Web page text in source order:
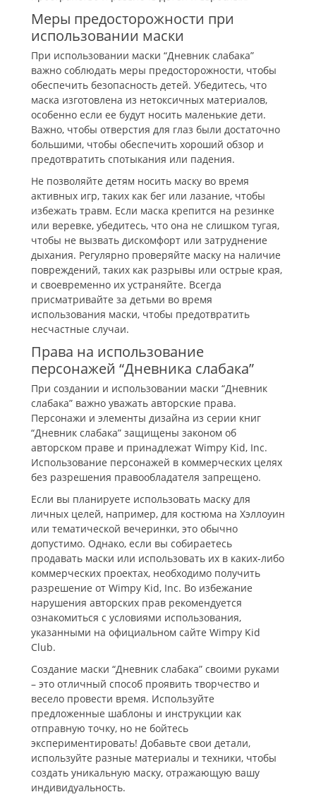
Меры предосторожности при
использовании маски
При использовании маски “Дневник слабака”
важно соблюдать меры предосторожности, чтобы
обеспечить безопасность детей. Убедитесь, что
маска изготовлена из нетоксичных материалов,
особенно если ее будут носить маленькие дети.
Важно, чтобы отверстия для глаз были достаточно
большими, чтобы обеспечить хороший обзор и
предотвратить спотыкания или падения.
Не позволяйте детям носить маску во время
активных игр, таких как бег или лазание, чтобы
избежать травм. Если маска крепится на резинке
или веревке, убедитесь, что она не слишком тугая,
чтобы не вызвать дискомфорт или затруднение
дыхания. Регулярно проверяйте маску на наличие
повреждений, таких как разрывы или острые края,
и своевременно их устраняйте. Всегда
присматривайте за детьми во время
использования маски, чтобы предотвратить
несчастные случаи.
Права на использование
персонажей “Дневника слабака”
При создании и использовании маски “Дневник
слабака” важно уважать авторские права.
Персонажи и элементы дизайна из серии книг
“Дневник слабака” защищены законом об
авторском праве и принадлежат Wimpy Kid, Inc.
Использование персонажей в коммерческих целях
без разрешения правообладателя запрещено.
Если вы планируете использовать маску для
личных целей, например, для костюма на Хэллоуин
или тематической вечеринки, это обычно
допустимо. Однако, если вы собираетесь
продавать маски или использовать их в каких-либо
коммерческих проектах, необходимо получить
разрешение от Wimpy Kid, Inc. Во избежание
нарушения авторских прав рекомендуется
ознакомиться с условиями использования,
указанными на официальном сайте Wimpy Kid
Club.
Создание маски “Дневник слабака” своими руками
– это отличный способ проявить творчество и
весело провести время. Используйте
предложенные шаблоны и инструкции как
отправную точку, но не бойтесь
экспериментировать! Добавьте свои детали,
используйте разные материалы и техники, чтобы
создать уникальную маску, отражающую вашу
индивидуальность.